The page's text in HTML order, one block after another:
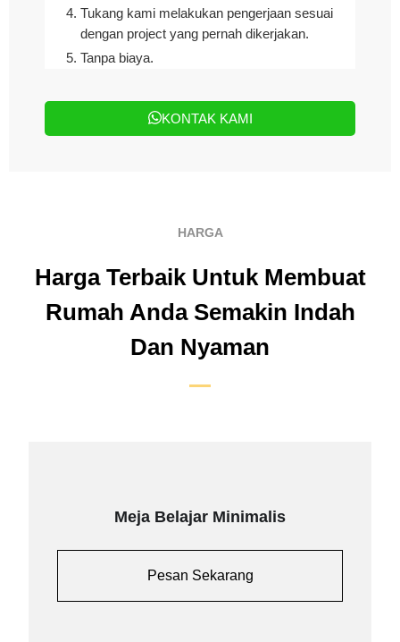
Tukang kami melakukan pengerjaan sesuai
dengan project yang pernah dikerjakan.
Tanpa biaya.
KONTAK KAMI
HARGA
Harga Terbaik Untuk Membuat
Rumah Anda Semakin Indah
Dan Nyaman
Meja Belajar Minimalis
Pesan Sekarang